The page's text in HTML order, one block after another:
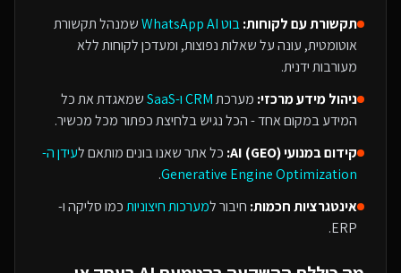
תקשורת עם לקוחות:בוט WhatsApp AI
שמנהל תקשורת
אוטומטית, עונה על שאלות נפוצות, ומעדכן לקוחות ללא
מעורבות ידנית.
ניהול מידע מרכזי: מערכתCRM ו-SaaS
שמאגדת את כל
המידע במקום אחד - הכל נגיש בלחיצת כפתור מכל מכשיר.
קידום במנועי AI (GEO):
כל אתר שאנו בונים מותאם לעידן ה-
Generative Engine Optimization
.
אינטגרציות חכמות: חיבור למערכות חיצוניותכמו סליקה ו-
ERP.